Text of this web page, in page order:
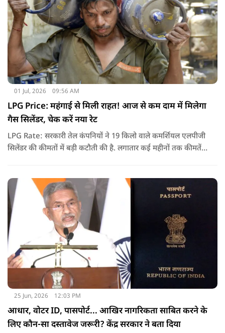
01 Jul, 2026 09:56 AM
LPG Price: महंगाई से मिली राहत! आज से कम दाम में मिलेगा
गैस सिलेंडर, चेक करें नया रेट
LPG Rate: सरकारी तेल कंपनियों ने 19 किलो वाले कमर्शियल एलपीजी
सिलेंडर की कीमतों में बड़ी कटौती की है. लगातार कई महीनों तक कीमतें
25 Jun, 2026 12:03 PM
आधार, वोटर ID, पासपोर्ट... आखिर नागरिकता साबित करने के
लिए कौन-सा दस्तावेज जरूरी? केंद्र सरकार ने बता दिया